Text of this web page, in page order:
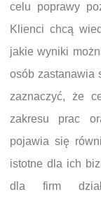
celu poprawy
Klienci chcą
jakie wyniki
osób zastanawia
zaznaczyć, że
zakresu prac
pojawia się
istotne dla ich
dla firm